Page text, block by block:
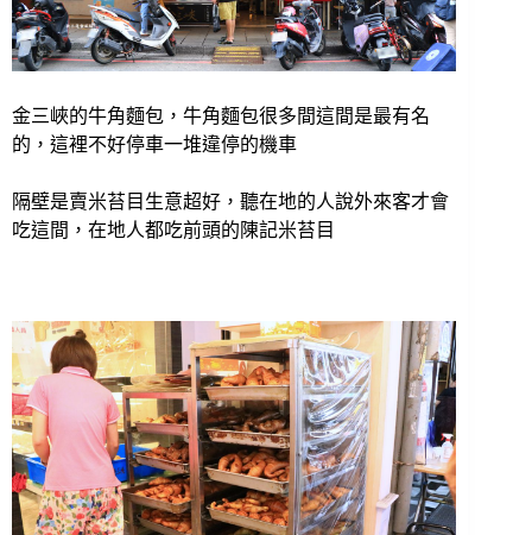
金三峽的牛角麵包，牛角麵包很多間這間是最有名
的，這裡不好停車一堆違停的機車
隔壁是賣米苔目生意超好，聽在地的人說外來客才會
吃這間，在地人都吃前頭的陳記米苔目